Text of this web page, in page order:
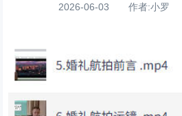
2026-06-03 作者:小罗